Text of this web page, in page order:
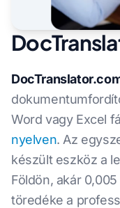
Word vagy Excel
nyelven. Az
készült eszköz a
Földön, akár
töredéke a